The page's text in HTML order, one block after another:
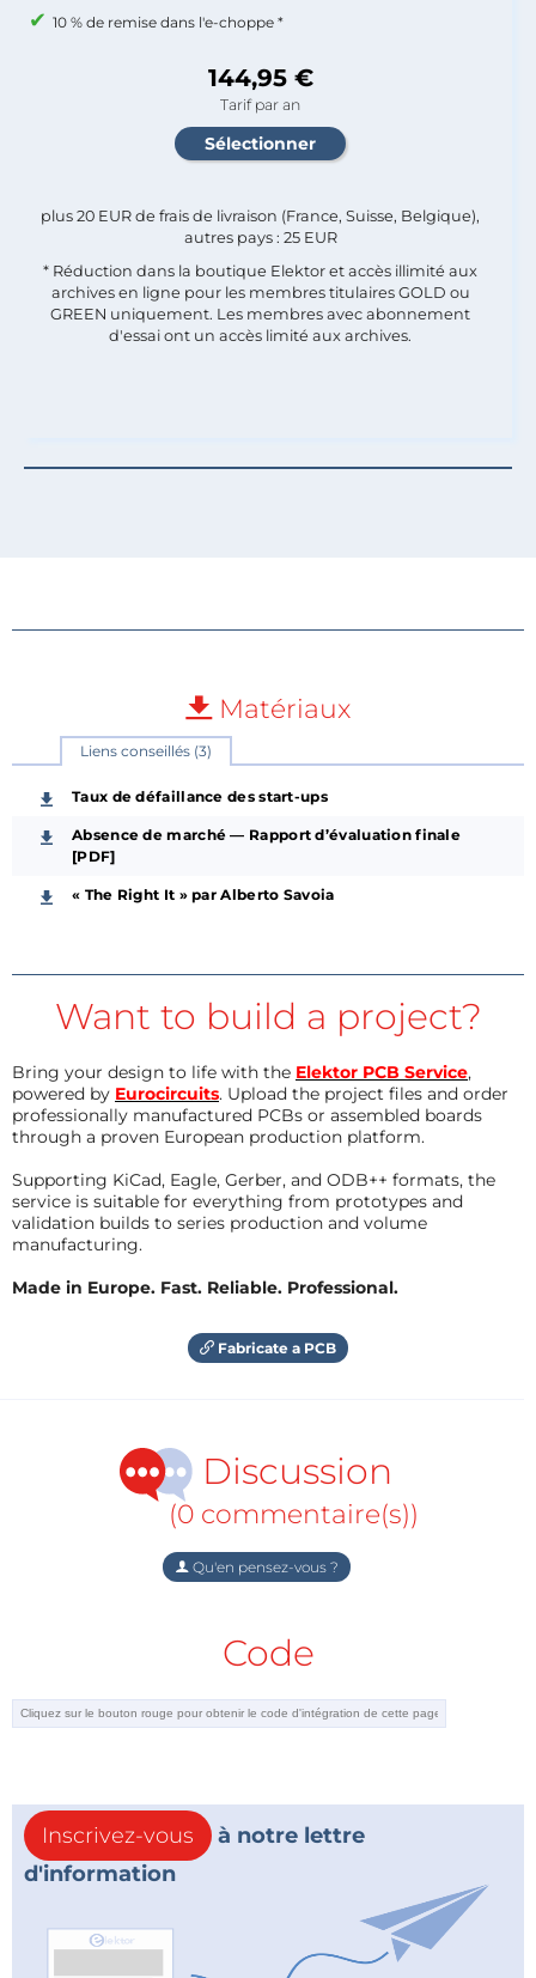
10 % de remise dans l'e-choppe *
144,95 €
Tarif par an
plus 20 EUR de frais de livraison (France, Suisse, Belgique),
autres pays : 25 EUR
* Réduction dans la boutique Elektor et accès illimité aux
archives en ligne pour les membres titulaires GOLD ou
GREEN uniquement. Les membres avec abonnement
d'essai ont un accès limité aux archives.
Matériaux
Liens conseillés (3)
Taux de défaillance des start-ups
Absence de marché — Rapport d’évaluation finale
[PDF]
« The Right It » par Alberto Savoia
Want to build a project?
Bring your design to life with the Elektor PCB Service,
powered by Eurocircuits. Upload the project files and order
professionally manufactured PCBs or assembled boards
through a proven European production platform.
Supporting KiCad, Eagle, Gerber, and ODB++ formats, the
service is suitable for everything from prototypes and
validation builds to series production and volume
manufacturing.
Made in Europe. Fast. Reliable. Professional.
Fabricate a PCB
Discussion
(0 commentaire(s))
Qu'en pensez-vous ?
Code
Inscrivez-vous
à notre lettre
d'information